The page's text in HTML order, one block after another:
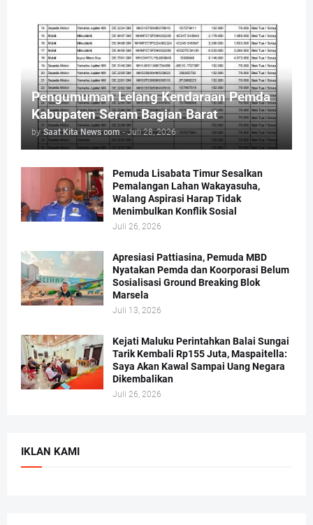
Pengumuman Lelang Kendaraan Pemda
Kabupaten Seram Bagian Barat
by Saat Kita News com - Juli 28, 2026
Pemuda Lisabata Timur Sesalkan
Pemalangan Lahan Wakayasuha,
Walang Aspirasi Harap Tidak
Menimbulkan Konflik Sosial
Juli 26, 2026
Apresiasi Pattiasina, Pemuda MBD
Nyatakan Pemda dan Koorporasi Belum
Sosialisasi Ground Breaking Blok
Marsela
Juli 13, 2026
Kejati Maluku Perintahkan Balai Sungai
Tarik Kembali Rp155 Juta, Maspaitella:
Saya Akan Kawal Sampai Uang Negara
Dikembalikan
Juli 26, 2026
IKLAN KAMI